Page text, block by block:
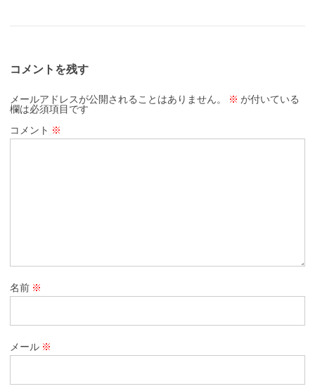
コメントを残す
メールアドレスが公開されることはありません。 ※ が付いている
欄は必須項目です
コメント ※
名前 ※
メール ※